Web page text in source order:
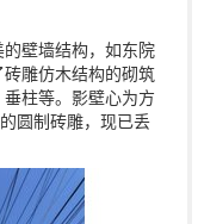
壁墙结构，如东院
雕仿木结构的砌筑
柱等。影壁心为方
圆制砖雕，现已丢